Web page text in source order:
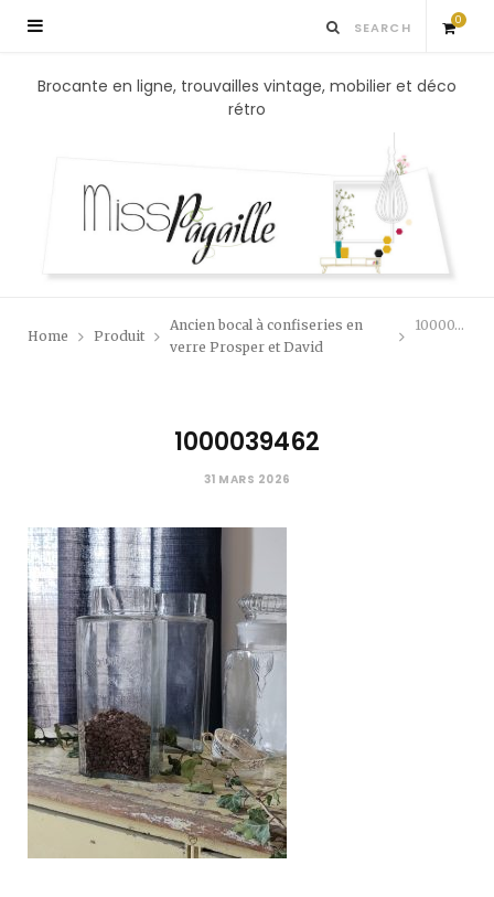
0
S
p
Brocante en ligne, trouvailles vintage, mobilier et déco
rétro
Home Produit
Ancien bocal à confiseries en
verre Prosper et David
1000039462
1000039462
31 MARS 2026